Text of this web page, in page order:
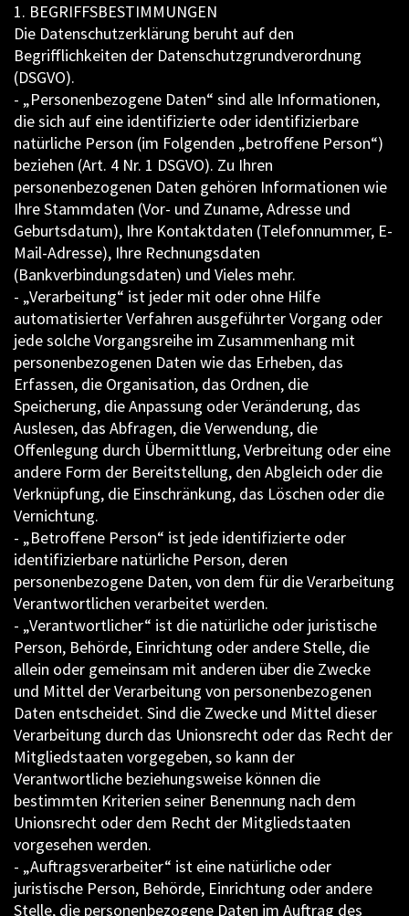
1. BEGRIFFSBESTIMMUNGEN
Die Datenschutzerklärung beruht auf den
Begrifflichkeiten der Datenschutzgrundverordnung
(DSGVO).
- „Personenbezogene Daten“ sind alle Informationen,
die sich auf eine identifizierte oder identifizierbare
natürliche Person (im Folgenden „betroffene Person“)
beziehen (Art. 4 Nr. 1 DSGVO). Zu Ihren
personenbezogenen Daten gehören Informationen wie
Ihre Stammdaten (Vor- und Zuname, Adresse und
Geburtsdatum), Ihre Kontaktdaten (Telefonnummer, E-
Mail-Adresse), Ihre Rechnungsdaten
(Bankverbindungsdaten) und Vieles mehr.
- „Verarbeitung“ ist jeder mit oder ohne Hilfe
automatisierter Verfahren ausgeführter Vorgang oder
jede solche Vorgangsreihe im Zusammenhang mit
personenbezogenen Daten wie das Erheben, das
Erfassen, die Organisation, das Ordnen, die
Speicherung, die Anpassung oder Veränderung, das
Auslesen, das Abfragen, die Verwendung, die
Offenlegung durch Übermittlung, Verbreitung oder eine
andere Form der Bereitstellung, den Abgleich oder die
Verknüpfung, die Einschränkung, das Löschen oder die
Vernichtung.
- „Betroffene Person“ ist jede identifizierte oder
identifizierbare natürliche Person, deren
personenbezogene Daten, von dem für die Verarbeitung
Verantwortlichen verarbeitet werden.
- „Verantwortlicher“ ist die natürliche oder juristische
Person, Behörde, Einrichtung oder andere Stelle, die
allein oder gemeinsam mit anderen über die Zwecke
und Mittel der Verarbeitung von personenbezogenen
Daten entscheidet. Sind die Zwecke und Mittel dieser
Verarbeitung durch das Unionsrecht oder das Recht der
Mitgliedstaaten vorgegeben, so kann der
Verantwortliche beziehungsweise können die
bestimmten Kriterien seiner Benennung nach dem
Unionsrecht oder dem Recht der Mitgliedstaaten
vorgesehen werden.
- „Auftragsverarbeiter“ ist eine natürliche oder
juristische Person, Behörde, Einrichtung oder andere
Stelle, die personenbezogene Daten im Auftrag des